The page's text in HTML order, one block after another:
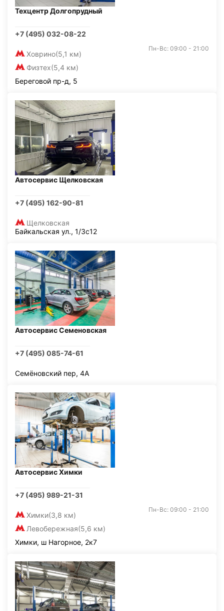
Техцентр Долгопрудный
+7 (495) 032-08-22
Ховрино(5,1 км)
Физтех(5,4 км)
Пн-Вс: 09:00 - 21:00
Береговой пр-д, 5
Автосервис Щелковская
+7 (495) 162-90-81
Щелковская
Байкальская ул., 1/3с12
Автосервис Семеновская
+7 (495) 085-74-61
Семёновский пер, 4А
Автосервис Химки
+7 (495) 989-21-31
Химки(3,8 км)
Левобережная(5,6 км)
Пн-Вс: 09:00 - 21:00
Химки, ш Нагорное, 2к7